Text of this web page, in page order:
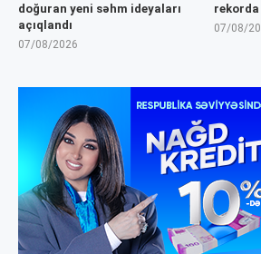
doğuran yeni səhm ideyaları
açıqlandı
07/08/2026
rekorda
07/08/